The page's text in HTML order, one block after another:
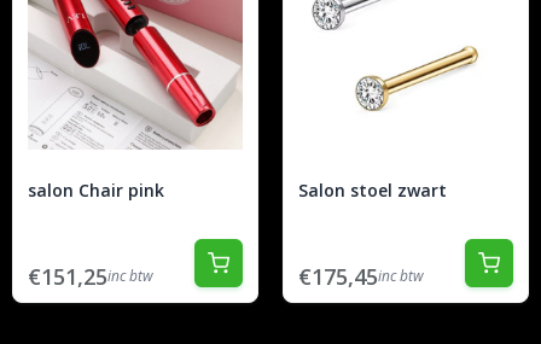
salon Chair pink
€151,25inc btw
Salon stoel zwart
€175,45inc btw